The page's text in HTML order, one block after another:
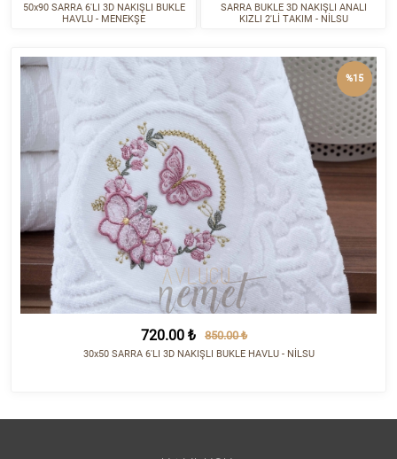
50x90 SARRA 6'LI 3D NAKIŞLI BUKLE
HAVLU - MENEKŞE
SARRA BUKLE 3D NAKIŞLI ANALI
KIZLI 2'Lİ TAKIM - NİLSU
720.00 ₺ 850.00 ₺
30x50 SARRA 6'LI 3D NAKIŞLI BUKLE HAVLU - NİLSU
%15